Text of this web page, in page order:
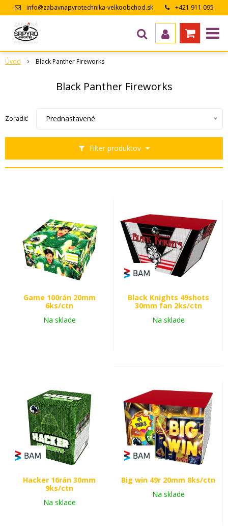
info@zabavnapyrotechnika-velkoobchod.sk
+421 911 095
Úvod Black Panther Fireworks
Black Panther Fireworks
Filter produktov
Zoradiť: Prednastavené
Game 100rán 20mm
6ks/ctn
Na sklade
Black Knights 49shots
30mm fan 2ks/ctn
Na sklade
Hacker 16rán 30mm
9ks/ctn
Na sklade
Big win 49r 20mm 8ks/ctn
Na sklade